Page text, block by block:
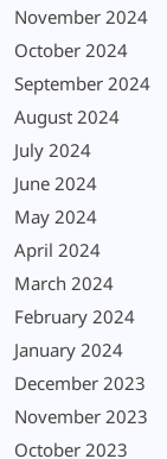
November 2024
October 2024
September 2024
August 2024
July 2024
June 2024
May 2024
April 2024
March 2024
February 2024
January 2024
December 2023
November 2023
October 2023